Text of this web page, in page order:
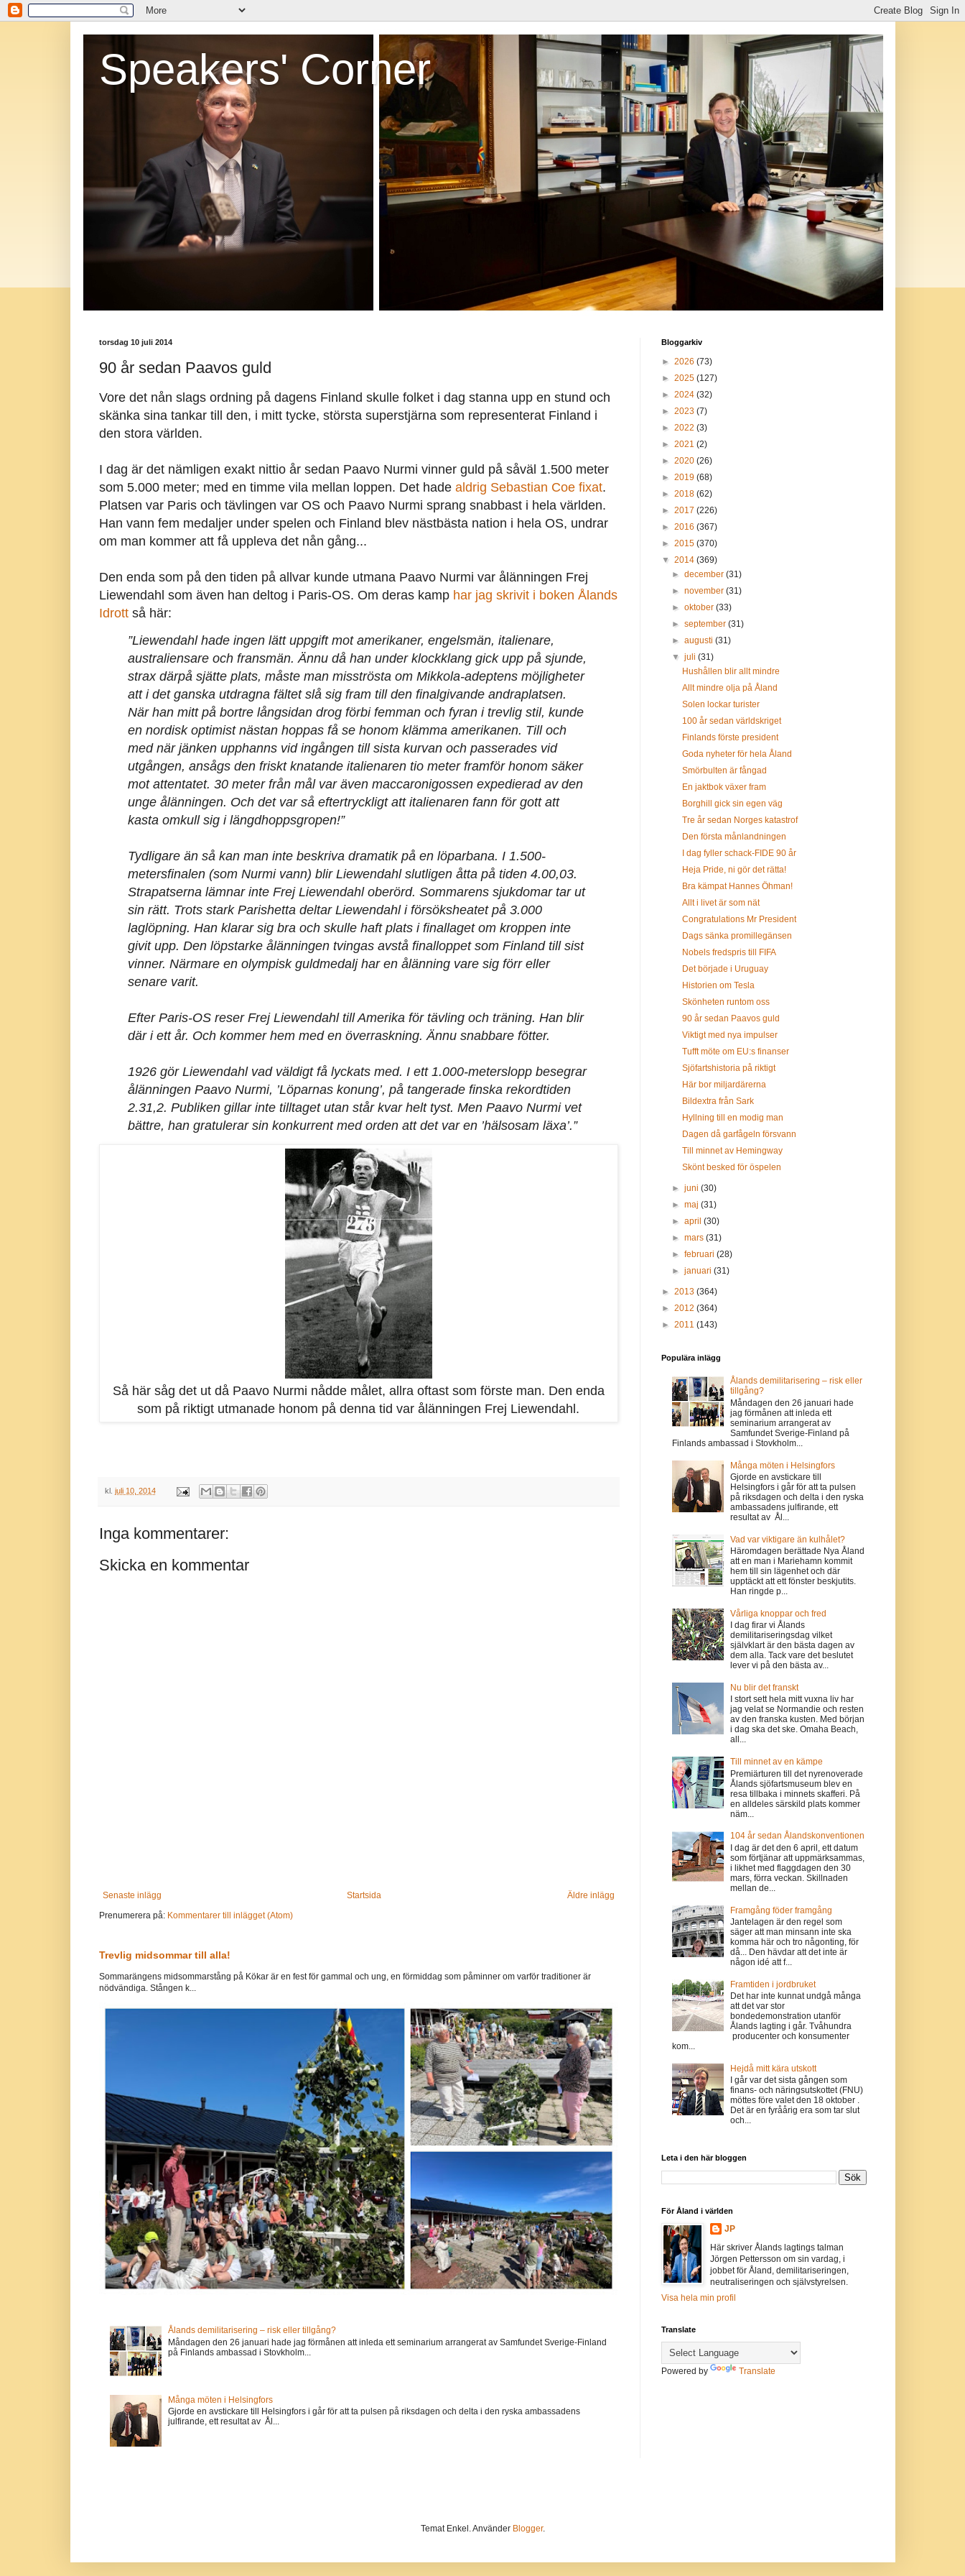
Speakers' Corner
torsdag 10 juli 2014
90 år sedan Paavos guld
Vore det nån slags ordning på dagens Finland skulle folket i dag stanna upp en stund och
skänka sina tankar till den, i mitt tycke, största superstjärna som representerat Finland i
den stora världen.
I dag är det nämligen exakt nittio år sedan Paavo Nurmi vinner guld på såväl 1.500 meter
som 5.000 meter; med en timme vila mellan loppen. Det hade aldrig Sebastian Coe fixat.
Platsen var Paris och tävlingen var OS och Paavo Nurmi sprang snabbast i hela världen.
Han vann fem medaljer under spelen och Finland blev nästbästa nation i hela OS, undrar
om man kommer att få uppleva det nån gång...
Den enda som på den tiden på allvar kunde utmana Paavo Nurmi var ålänningen Frej
Liewendahl som även han deltog i Paris-OS. Om deras kamp har jag skrivit i boken Ålands
Idrottså här:
”Liewendahl hade ingen lätt uppgift mot amerikaner, engelsmän, italienare,
australiensare och fransmän. Ännu då han under klockklang gick upp på sjunde,
strax därpå sjätte plats, måste man misströsta om Mikkola-adeptens möjligheter
att i det ganska utdragna fältet slå sig fram till den finalgivande andraplatsen.
När han mitt på bortre långsidan drog förbi femman och fyran i trevlig stil, kunde
en nordisk optimist nästan hoppas få se honom klämma amerikanen. Till och
med när jänken upphanns vid ingången till sista kurvan och passerades vid
utgången, ansågs den friskt knatande italienaren tio meter framför honom säker
mot attentatet. 30 meter från mål var även maccaronigossen expedierad av den
unge ålänningen. Och det var så eftertryckligt att italienaren fann för gott att
kasta omkull sig i längdhoppsgropen!”
Tydligare än så kan man inte beskriva dramatik på en löparbana. I 1.500-
metersfinalen (som Nurmi vann) blir Liewendahl slutligen åtta på tiden 4.00,03.
Strapatserna lämnar inte Frej Liewendahl oberörd. Sommarens sjukdomar tar ut
sin rätt. Trots stark Parishetta deltar Liewendahl i försöksheatet på 3.000
laglöpning. Han klarar sig bra och skulle haft plats i finallaget om kroppen inte
givit upp. Den löpstarke ålänningen tvingas avstå finalloppet som Finland till sist
vinner. Närmare en olympisk guldmedalj har en ålänning vare sig förr eller
senare varit.
Efter Paris-OS reser Frej Liewendahl till Amerika för tävling och träning. Han blir
där i ett år. Och kommer hem med en överraskning. Ännu snabbare fötter.
1926 gör Liewendahl vad väldigt få lyckats med. I ett 1.000-meterslopp besegrar
ålänningen Paavo Nurmi, ’Löparnas konung’, på tangerade finska rekordtiden
2.31,2. Publiken gillar inte tilltaget utan står kvar helt tyst. Men Paavo Nurmi vet
bättre, han gratulerar sin konkurrent med orden att det var en ’hälsosam läxa’.”
Så här såg det ut då Paavo Nurmi nådde målet, allra oftast som förste man. Den enda
som på riktigt utmanade honom på denna tid var ålänningen Frej Liewendahl.
kl. juli 10, 2014
Inga kommentarer:
Skicka en kommentar
Senaste inlägg Äldre inlägg
Startsida
Prenumerera på: Kommentarer till inlägget (Atom)
Trevlig midsommar till alla!
Sommarängens midsommarstång på Kökar är en fest för gammal och ung, en förmiddag som påminner om varför traditioner är
nödvändiga. Stången k...
Ålands demilitarisering – risk eller tillgång?
Måndagen den 26 januari hade jag förmånen att inleda ett seminarium arrangerat av Samfundet Sverige-Finland
på Finlands ambassad i Stovkholm...
Många möten i Helsingfors
Gjorde en avstickare till Helsingfors i går för att ta pulsen på riksdagen och delta i den ryska ambassadens
julfirande, ett resultat av Ål...
Bloggarkiv
► 2026 (73)
► 2025 (127)
► 2024 (32)
► 2023 (7)
► 2022 (3)
► 2021 (2)
► 2020 (26)
► 2019 (68)
► 2018 (62)
► 2017 (226)
► 2016 (367)
► 2015 (370)
▼ 2014 (369)
► december (31)
► november (31)
► oktober (33)
► september (31)
► augusti (31)
▼ juli (31)
Hushållen blir allt mindre
Allt mindre olja på Åland
Solen lockar turister
100 år sedan världskriget
Finlands förste president
Goda nyheter för hela Åland
Smörbulten är fångad
En jaktbok växer fram
Borghill gick sin egen väg
Tre år sedan Norges katastrof
Den första månlandningen
I dag fyller schack-FIDE 90 år
Heja Pride, ni gör det rätta!
Bra kämpat Hannes Öhman!
Allt i livet är som nät
Congratulations Mr President
Dags sänka promillegänsen
Nobels fredspris till FIFA
Det började i Uruguay
Historien om Tesla
Skönheten runtom oss
90 år sedan Paavos guld
Viktigt med nya impulser
Tufft möte om EU:s finanser
Sjöfartshistoria på riktigt
Här bor miljardärerna
Bildextra från Sark
Hyllning till en modig man
Dagen då garfågeln försvann
Till minnet av Hemingway
Skönt besked för öspelen
► juni (30)
► maj (31)
► april (30)
► mars (31)
► februari (28)
► januari (31)
► 2013 (364)
► 2012 (364)
► 2011 (143)
Populära inlägg
Ålands demilitarisering – risk eller
tillgång?
Måndagen den 26 januari hade
jag förmånen att inleda ett
seminarium arrangerat av
Samfundet Sverige-Finland på
Finlands ambassad i Stovkholm...
Många möten i Helsingfors
Gjorde en avstickare till
Helsingfors i går för att ta pulsen
på riksdagen och delta i den ryska
ambassadens julfirande, ett
resultat av Ål...
Vad var viktigare än kulhålet?
Häromdagen berättade Nya Åland
att en man i Mariehamn kommit
hem till sin lägenhet och där
upptäckt att ett fönster beskjutits.
Han ringde p...
Vårliga knoppar och fred
I dag firar vi Ålands
demilitariseringsdag vilket
självklart är den bästa dagen av
dem alla. Tack vare det beslutet
lever vi på den bästa av...
Nu blir det franskt
I stort sett hela mitt vuxna liv har
jag velat se Normandie och resten
av den franska kusten. Med början
i dag ska det ske. Omaha Beach,
all...
Till minnet av en kämpe
Premiärturen till det nyrenoverade
Ålands sjöfartsmuseum blev en
resa tillbaka i minnets skafferi. På
en alldeles särskild plats kommer
näm...
104 år sedan Ålandskonventionen
I dag är det den 6 april, ett datum
som förtjänar att uppmärksammas,
i likhet med flaggdagen den 30
mars, förra veckan. Skillnaden
mellan de...
Framgång föder framgång
Jantelagen är den regel som
säger att man minsann inte ska
komma här och tro någonting, för
då... Den hävdar att det inte är
någon idé att f...
Framtiden i jordbruket
Det har inte kunnat undgå många
att det var stor
bondedemonstration utanför
Ålands lagting i går. Tvåhundra
producenter och konsumenter
kom...
Hejdå mitt kära utskott
I går var det sista gången som
finans- och näringsutskottet (FNU)
möttes före valet den 18 oktober .
Det är en fyråårig era som tar slut
och...
Leta i den här bloggen
För Åland i världen
JP
Här skriver Ålands lagtings talman
Jörgen Pettersson om sin vardag, i
jobbet för Åland, demilitariseringen,
neutraliseringen och självstyrelsen.
Visa hela min profil
Translate
Powered by Translate
Temat Enkel. Använder Blogger.